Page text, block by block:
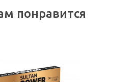
понравится